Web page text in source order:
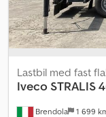
Brendola 1 699
Lastbil med fast
Iveco STRALIS